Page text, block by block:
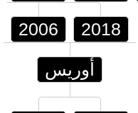
2006 2018
أوريس